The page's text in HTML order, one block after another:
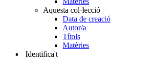
Aquesta col·lecció
Data de creació
Autor/a
Títols
Matèries
Identifica't